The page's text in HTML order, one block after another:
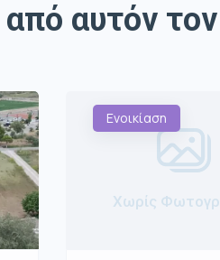
αυτόν
Ενοικίαση
Χωρίς